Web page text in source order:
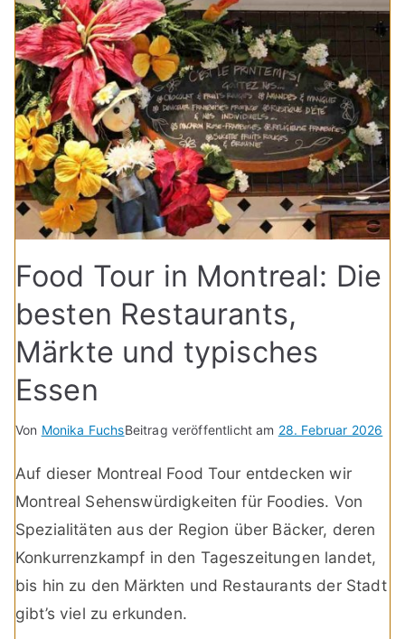
Food Tour in Montreal: Die
besten Restaurants,
Märkte und typisches
Essen
Von Monika FuchsBeitrag veröffentlicht am 28. Februar 2026
Auf dieser Montreal Food Tour entdecken wir
Montreal Sehenswürdigkeiten für Foodies. Von
Spezialitäten aus der Region über Bäcker, deren
Konkurrenzkampf in den Tageszeitungen landet,
bis hin zu den Märkten und Restaurants der Stadt
gibt’s viel zu erkunden.